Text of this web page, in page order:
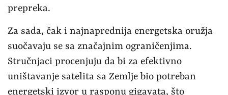
prepreka.
Za sada, čak i najnaprednija energetska oružja
suočavaju se sa značajnim ograničenjima.
Stručnjaci procenjuju da bi za efektivno
uništavanje satelita sa Zemlje bio potreban
energetski izvor u rasponu gigavata, što